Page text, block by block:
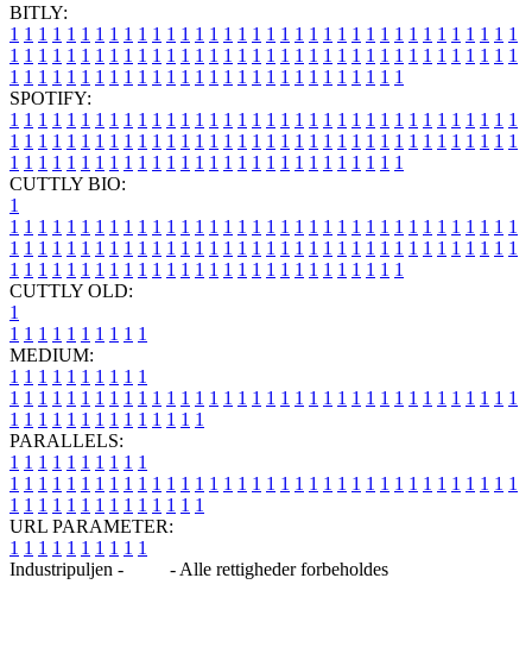
BITLY:
1 1 1 1 1 1 1 1 1 1 1 1 1 1 1 1 1 1 1 1 1 1 1 1 1 1 1 1 1 1 1 1 1 1 1 1
1 1 1 1 1 1 1 1 1 1 1 1 1 1 1 1 1 1 1 1 1 1 1 1 1 1 1 1 1 1 1 1 1 1 1 1
1 1 1 1 1 1 1 1 1 1 1 1 1 1 1 1 1 1 1 1 1 1 1 1 1 1 1 1
SPOTIFY:
1 1 1 1 1 1 1 1 1 1 1 1 1 1 1 1 1 1 1 1 1 1 1 1 1 1 1 1 1 1 1 1 1 1 1 1
1 1 1 1 1 1 1 1 1 1 1 1 1 1 1 1 1 1 1 1 1 1 1 1 1 1 1 1 1 1 1 1 1 1 1 1
1 1 1 1 1 1 1 1 1 1 1 1 1 1 1 1 1 1 1 1 1 1 1 1 1 1 1 1
CUTTLY BIO:
1
1 1 1 1 1 1 1 1 1 1 1 1 1 1 1 1 1 1 1 1 1 1 1 1 1 1 1 1 1 1 1 1 1 1 1 1
1 1 1 1 1 1 1 1 1 1 1 1 1 1 1 1 1 1 1 1 1 1 1 1 1 1 1 1 1 1 1 1 1 1 1 1
1 1 1 1 1 1 1 1 1 1 1 1 1 1 1 1 1 1 1 1 1 1 1 1 1 1 1 1
CUTTLY OLD:
1
1 1 1 1 1 1 1 1 1 1
MEDIUM:
1 1 1 1 1 1 1 1 1 1
1 1 1 1 1 1 1 1 1 1 1 1 1 1 1 1 1 1 1 1 1 1 1 1 1 1 1 1 1 1 1 1 1 1 1 1
1 1 1 1 1 1 1 1 1 1 1 1 1 1
PARALLELS:
1 1 1 1 1 1 1 1 1 1
1 1 1 1 1 1 1 1 1 1 1 1 1 1 1 1 1 1 1 1 1 1 1 1 1 1 1 1 1 1 1 1 1 1 1 1
1 1 1 1 1 1 1 1 1 1 1 1 1 1
URL PARAMETER:
1 1 1 1 1 1 1 1 1 1
Industripuljen -
- Alle rettigheder forbeholdes